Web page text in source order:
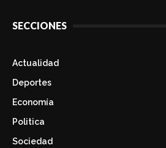
SECCIONES
Actualidad
Deportes
Economía
Politica
Sociedad